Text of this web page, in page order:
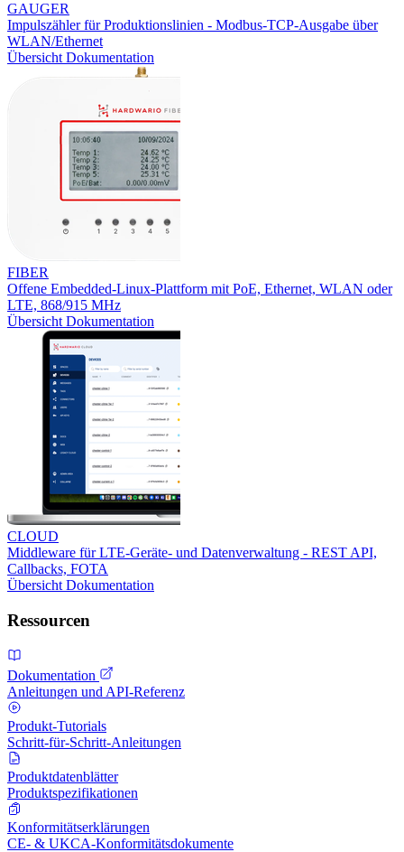
GAUGER
Impulszähler für Produktionslinien - Modbus-TCP-Ausgabe über
WLAN/Ethernet
Übersicht Dokumentation
FIBER
Offene Embedded-Linux-Plattform mit PoE, Ethernet, WLAN oder
LTE, 868/915 MHz
Übersicht Dokumentation
CLOUD
Middleware für LTE-Geräte- und Datenverwaltung - REST API,
Callbacks, FOTA
Übersicht Dokumentation
Ressourcen
Dokumentation
Anleitungen und API-Referenz
Produkt-Tutorials
Schritt-für-Schritt-Anleitungen
Produktdatenblätter
Produktspezifikationen
Konformitätserklärungen
CE- & UKCA-Konformitätsdokumente